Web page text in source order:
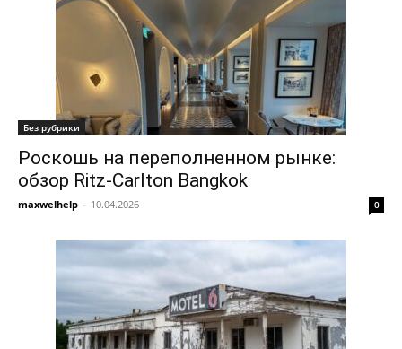
Без рубрики
Роскошь на переполненном рынке:
обзор Ritz-Carlton Bangkok
maxwelhelp - 10.04.2026 0